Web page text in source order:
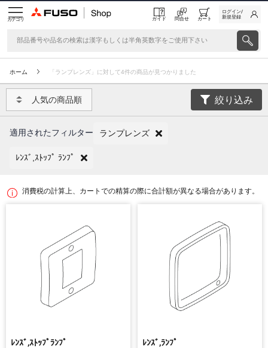
カテゴリ ガイド 問合せ カート
ログイン/
新規登録
ホーム 「ランプレンズ」に対して4件の商品が見つかりました
人気の商品順 絞り込み
適用されたフィルター ランプレンズ
ﾚﾝｽﾞ,ｽﾄｯﾌﾟ ﾗﾝﾌﾟ
消費税の計算上、カートでの精算の際に合計額が異なる場合があります。
ﾚﾝｽﾞ,ｽﾄｯﾌﾟﾗﾝﾌﾟ ﾚﾝｽﾞ,ﾗﾝﾌﾟ